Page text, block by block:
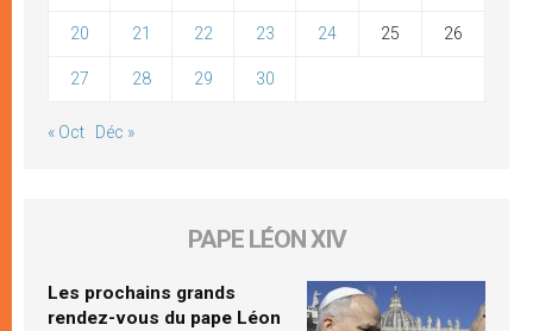
20 21 22 23 24 25 26
27 28 29 30
« Oct Déc »
PAPE LÉON XIV
Les prochains grands
rendez-vous du pape Léon